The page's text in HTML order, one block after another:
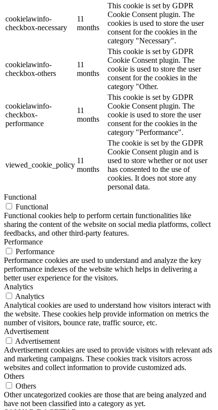
cookielawinfo-
checkbox-necessary
11
months
This cookie is set by GDPR
Cookie Consent plugin. The
cookies is used to store the user
consent for the cookies in the
category "Necessary".
cookielawinfo-
checkbox-others
11
months
This cookie is set by GDPR
Cookie Consent plugin. The
cookie is used to store the user
consent for the cookies in the
category "Other.
cookielawinfo-
checkbox-
performance
11
months
This cookie is set by GDPR
Cookie Consent plugin. The
cookie is used to store the user
consent for the cookies in the
category "Performance".
viewed_cookie_policy
11
months
The cookie is set by the GDPR
Cookie Consent plugin and is
used to store whether or not user
has consented to the use of
cookies. It does not store any
personal data.
Functional
Functional
Functional cookies help to perform certain functionalities like
sharing the content of the website on social media platforms, collect
feedbacks, and other third-party features.
Performance
Performance
Performance cookies are used to understand and analyze the key
performance indexes of the website which helps in delivering a
better user experience for the visitors.
Analytics
Analytics
Analytical cookies are used to understand how visitors interact with
the website. These cookies help provide information on metrics the
number of visitors, bounce rate, traffic source, etc.
Advertisement
Advertisement
Advertisement cookies are used to provide visitors with relevant ads
and marketing campaigns. These cookies track visitors across
websites and collect information to provide customized ads.
Others
Others
Other uncategorized cookies are those that are being analyzed and
have not been classified into a category as yet.